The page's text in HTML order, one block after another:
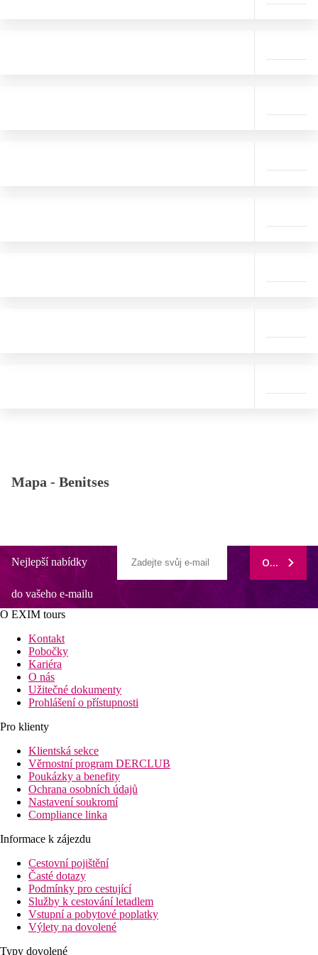
Mapa - Benitses
Nejlepší nabídky
do vašeho e-mailu
ODEBÍRAT
O EXIM tours
Kontakt
Pobočky
Kariéra
O nás
Užitečné dokumenty
Prohlášení o přístupnosti
Pro klienty
Klientská sekce
Věrnostní program DERCLUB
Poukázky a benefity
Ochrana osobních údajů
Nastavení soukromí
Compliance linka
Informace k zájezdu
Cestovní pojištění
Časté dotazy
Podmínky pro cestující
Služby k cestování letadlem
Vstupní a pobytové poplatky
Výlety na dovolené
Typy dovolené